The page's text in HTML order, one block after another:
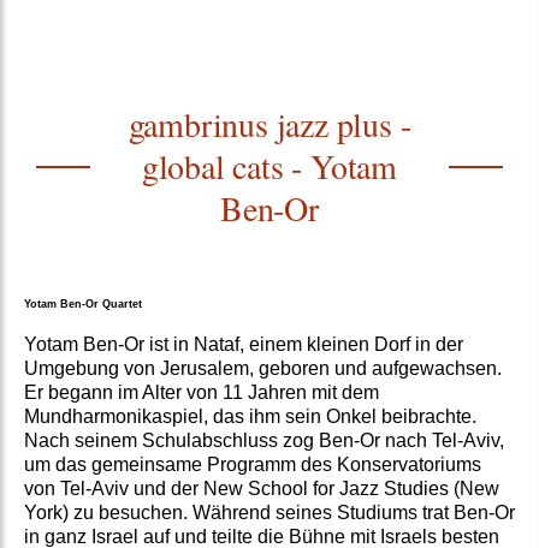
gambrinus jazz plus -
global cats - Yotam
Ben-Or
Yotam Ben-Or Quartet
Yotam Ben-Or ist in Nataf, einem kleinen Dorf in der
Umgebung von Jerusalem, geboren und aufgewachsen.
Er begann im Alter von 11 Jahren mit dem
Mundharmonikaspiel, das ihm sein Onkel beibrachte.
Nach seinem Schulabschluss zog Ben-Or nach Tel-Aviv,
um das gemeinsame Programm des Konservatoriums
von Tel-Aviv und der New School for Jazz Studies (New
York) zu besuchen. Während seines Studiums trat Ben-Or
in ganz Israel auf und teilte die Bühne mit Israels besten